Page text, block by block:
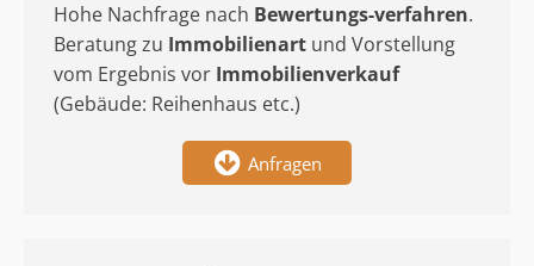
Hohe Nachfrage nach Bewertungs-verfahren.
Beratung zu Immobilienart und Vorstellung
vom Ergebnis vor Immobilienverkauf
(Gebäude: Reihenhaus etc.)
Anfragen